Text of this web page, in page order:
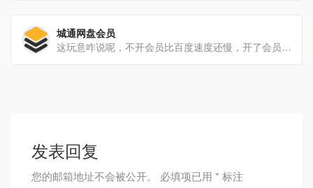
城通网盘会员
这玩意咋说呢，不开会员比百度速度还慢，开了会员啥都好，如果是会员爱好者，可以支持下
发表回复
您的邮箱地址不会被公开。 必填项已用 * 标注